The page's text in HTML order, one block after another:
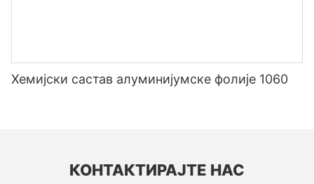
Хемијски састав алуминијумске фолије 1060
КОНТАКТИРАЈТЕ НАС